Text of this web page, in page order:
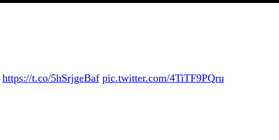
https://t.co/5hSrjgeBaf pic.twitter.com/4TiTF9PQru